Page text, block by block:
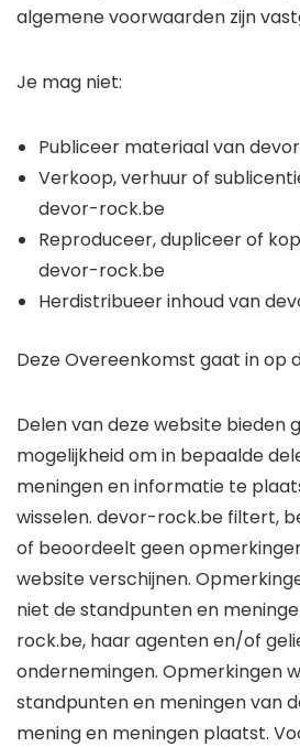
algemene voorwaarden zijn
Je mag niet:
Publiceer materiaal van
Verkoop, verhuur of
devor-rock.be
Reproduceer, dupliceer of
devor-rock.be
Herdistribueer inhoud van
Deze Overeenkomst gaat in op
Delen van deze website bieden
mogelijkheid om in bepaalde
meningen en informatie te
wisselen. devor-rock.be filtert,
of beoordeelt geen
website verschijnen.
niet de standpunten en
rock.be, haar agenten en/of
ondernemingen. Opmerkingen
standpunten en meningen van
mening en meningen plaatst.